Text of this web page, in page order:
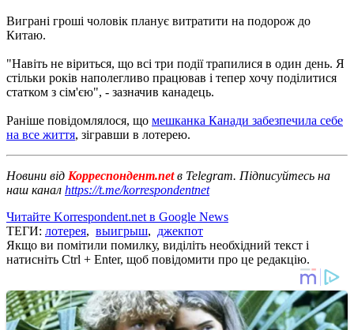
Виграні гроші чоловік планує витратити на подорож до
Китаю.
"Навіть не віриться, що всі три події трапилися в один день. Я
стільки років наполегливо працював і тепер хочу поділитися
статком з сім'єю", - зазначив канадець.
Раніше повідомлялося, що мешканка Канади забезпечила себе
на все життя, зігравши в лотерею.
Новини від Корреспондент.netв Telegram. Підписуйтесь на
наш канал https://t.me/korrespondentnet
Читайте Korrespondent.net в Google News
ТЕГИ: лотерея, выигрыш, джекпот
Якщо ви помітили помилку, виділіть необхідний текст і
натисніть Ctrl + Enter, щоб повідомити про це редакцію.